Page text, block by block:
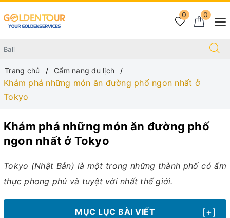
0
0
Trang chủ Cẩm nang du lịch
Khám phá những món ăn đường phố ngon nhất ở
Tokyo
Khám phá những món ăn đường phố
ngon nhất ở Tokyo
Tokyo (Nhật Bản) là một trong những thành phố có ẩm
thực phong phú và tuyệt vời nhất thế giới.
MỤC LỤC BÀI VIẾT [+]